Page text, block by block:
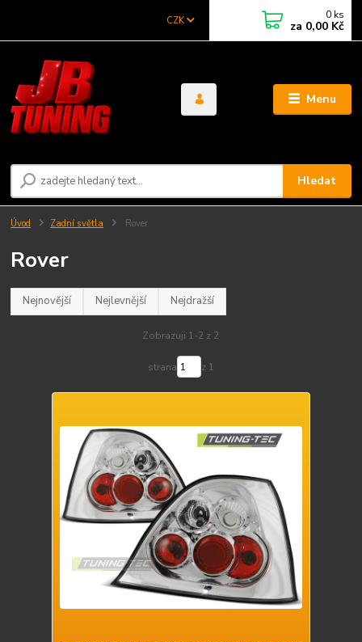
Menu
CZK
Hledat
0 ks
za 0,00 Kč
Úvod Zadní světla Rover
Rover
Nejnovější Nejlevnější Nejdražší
Zobrazuji 1-2 z 2
strana z 1